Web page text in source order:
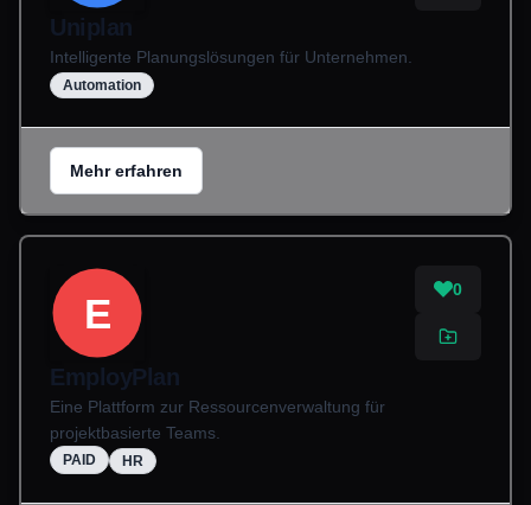
Uniplan
Intelligente Planungslösungen für Unternehmen.
Automation
Mehr erfahren
E
0
EmployPlan
Eine Plattform zur Ressourcenverwaltung für
projektbasierte Teams.
PAID HR